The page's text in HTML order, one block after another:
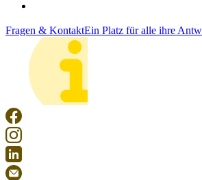
Fragen & KontaktEin Platz für alle ihre